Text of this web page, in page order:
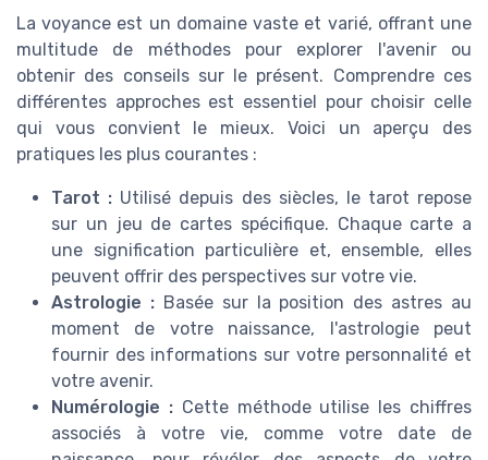
La voyance est un domaine vaste et varié, offrant une
multitude de méthodes pour explorer l'avenir ou
obtenir des conseils sur le présent. Comprendre ces
différentes approches est essentiel pour choisir celle
qui vous convient le mieux. Voici un aperçu des
pratiques les plus courantes :
Tarot : Utilisé depuis des siècles, le tarot repose
sur un jeu de cartes spécifique. Chaque carte a
une signification particulière et, ensemble, elles
peuvent offrir des perspectives sur votre vie.
Astrologie :Basée sur la position des astres au
moment de votre naissance, l'astrologie peut
fournir des informations sur votre personnalité et
votre avenir.
Numérologie :Cette méthode utilise les chiffres
associés à votre vie, comme votre date de